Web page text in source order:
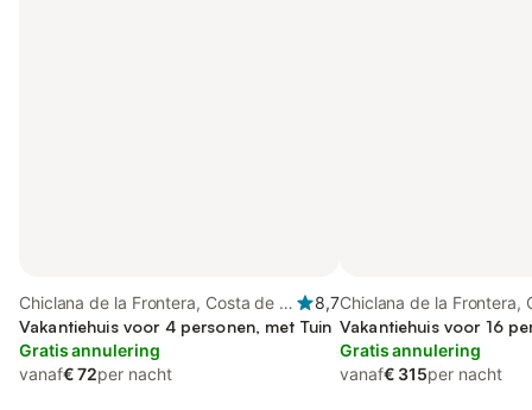
Chiclana de la Frontera, Costa de la
Luz
8,7
Vakantiehuis voor 4 personen, met Tuin
Gratis annulering
vanaf€ 72per nacht
Chiclana de la Frontera,
Luz
Vakantiehuis voor 16
Gratis annulering
vanaf€ 315per nacht